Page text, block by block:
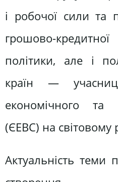
і робочої сили та
грошово-
політики, але і
країн —
економічного та
(ЄЕВС) на світовому
Актуальність